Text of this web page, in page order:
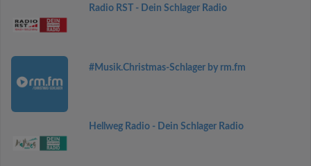
Radio RST - Dein Schlager Radio
#Musik.Christmas-Schlager by rm.fm
Hellweg Radio - Dein Schlager Radio